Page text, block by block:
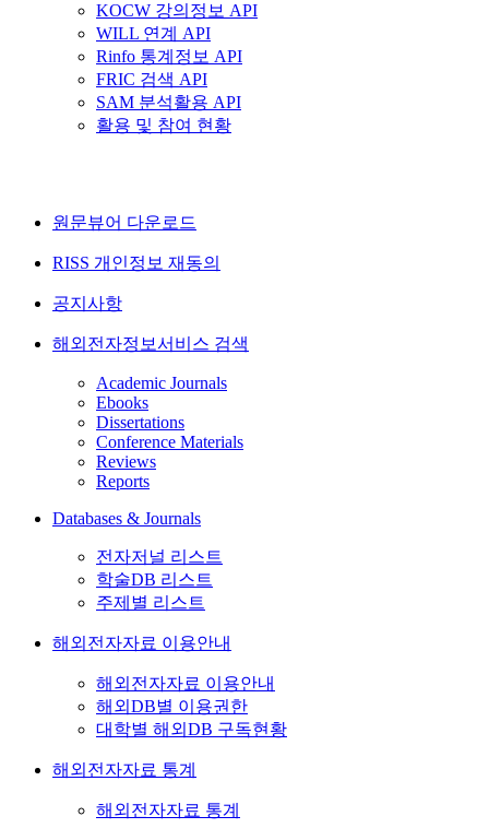
KOCW 강의정보 API
WILL 연계 API
Rinfo 통계정보 API
FRIC 검색 API
SAM 분석활용 API
활용 및 참여 현황
원문뷰어 다운로드
RISS 개인정보 재동의
공지사항
해외전자정보서비스 검색
Academic Journals
Ebooks
Dissertations
Conference Materials
Reviews
Reports
Databases & Journals
전자저널 리스트
학술DB 리스트
주제별 리스트
해외전자자료 이용안내
해외전자자료 이용안내
해외DB별 이용권한
대학별 해외DB 구독현황
해외전자자료 통계
해외전자자료 통계